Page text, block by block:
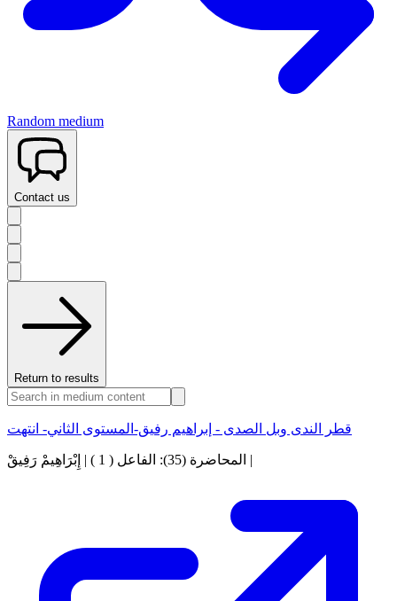
Random medium
Contact us
Return to results
قطر الندى وبل الصدى - إبراهيم رفيق-المستوى الثاني- انتهت
المحاضرة (35): الفاعل ( 1 ) | إِبْرَاهِيمْ رَفِيقْ |